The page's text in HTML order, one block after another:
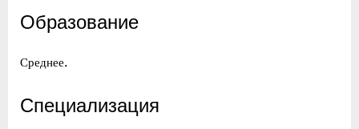
Образование
Среднее.
Специализация